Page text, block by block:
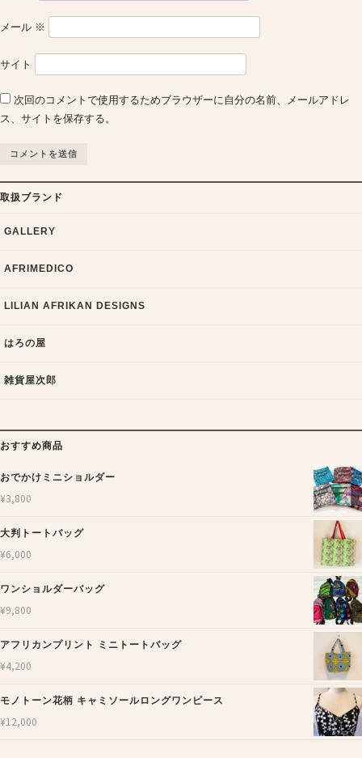
メール ※
サイト
次回のコメントで使用するためブラウザーに自分の名前、メールアドレ
ス、サイトを保存する。
取扱ブランド
GALLERY
AFRIMEDICO
LILIAN AFRIKAN DESIGNS
はろの屋
雑貨屋次郎
おすすめ商品
おでかけミニショルダー
¥3,800
大判トートバッグ
¥6,000
ワンショルダーバッグ
¥9,800
アフリカンプリント ミニトートバッグ
¥4,200
モノトーン花柄 キャミソールロングワンピース
¥12,000